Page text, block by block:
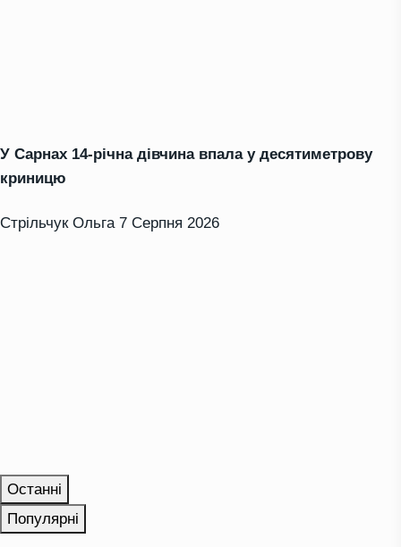
У Сарнах 14-річна дівчина впала у десятиметрову
криницю
Стрільчук Ольга 7 Серпня 2026
Останні
Популярні